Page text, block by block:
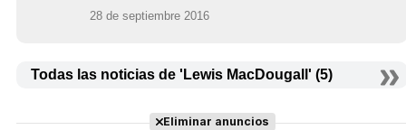
28 de septiembre 2016
Todas las noticias de 'Lewis MacDougall' (5)
Eliminar anuncios